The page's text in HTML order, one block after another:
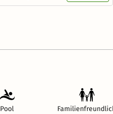
Pool